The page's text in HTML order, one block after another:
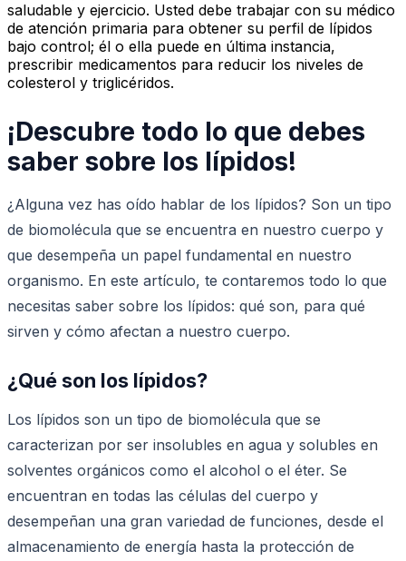
saludable y ejercicio. Usted debe trabajar con su médico
de atención primaria para obtener su perfil de lípidos
bajo control; él o ella puede en última instancia,
prescribir medicamentos para reducir los niveles de
colesterol y triglicéridos.
¡Descubre todo lo que debes
saber sobre los lípidos!
¿Alguna vez has oído hablar de los lípidos? Son un tipo
de biomolécula que se encuentra en nuestro cuerpo y
que desempeña un papel fundamental en nuestro
organismo. En este artículo, te contaremos todo lo que
necesitas saber sobre los lípidos: qué son, para qué
sirven y cómo afectan a nuestro cuerpo.
¿Qué son los lípidos?
Los lípidos son un tipo de biomolécula que se
caracterizan por ser insolubles en agua y solubles en
solventes orgánicos como el alcohol o el éter. Se
encuentran en todas las células del cuerpo y
desempeñan una gran variedad de funciones, desde el
almacenamiento de energía hasta la protección de